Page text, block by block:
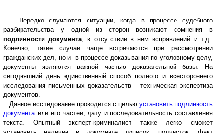
Нередко случаются ситуации, когда в процессе судебного
разбирательства у одной из сторон возникают сомнения в
подлинности документа, в отсутствии в нем исправлений и т.д.
Конечно, такие случаи чаще встречаются при рассмотрении
гражданских дел, но и в процессе доказывания по уголовному делу,
документы являются важной частью доказательной базы. На
сегодняшний день единственный способ полного и всестороннего
исследования письменных доказательств – техническая экспертиза
документов.
Данное исследование проводится с целью установить подлинность
документаили его частей, дату и последовательность составления
текста. Опытный эксперт-криминалист также легко сможет